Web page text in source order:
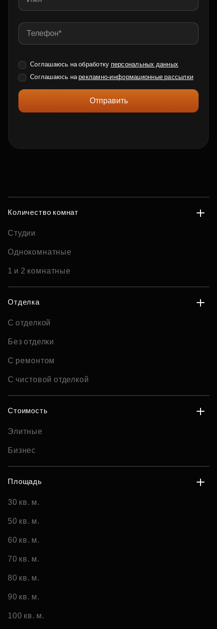
Соглашаюсь на обработку персональных данных
Соглашаюсь нарекламно-информационные рассылки
Отправить
Количество комнат
Студии
Однокомнатные
1 и 2 комнатные
Отделка
С отделкой
Без отделки
С ремонтом
С чистовой отделкой
Стоимость
Элитные
Бизнес
Площадь
30 кв. м.
50 кв. м.
60 кв. м.
70 кв. м.
80 кв. м.
90 кв. м.
100 кв. м.